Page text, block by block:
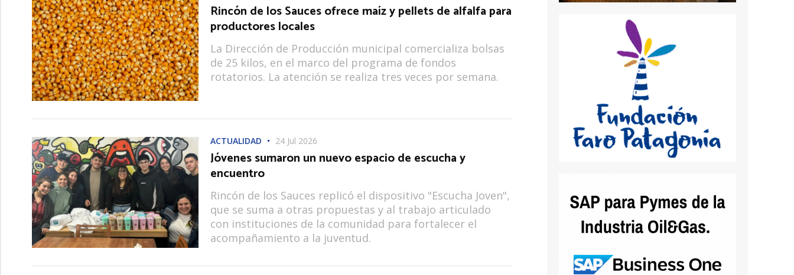
Rincón de los Sauces ofrece maíz y pellets de alfalfa para
productores locales
La Dirección de Producción municipal comercializa bolsas
de 25 kilos, en el marco del programa de fondos
rotatorios. La atención se realiza tres veces por semana.
ACTUALIDAD 24 Jul 2026
Jóvenes sumaron un nuevo espacio de escucha y
encuentro
Rincón de los Sauces replicó el dispositivo "Escucha Joven",
que se suma a otras propuestas y al trabajo articulado
con instituciones de la comunidad para fortalecer el
acompañamiento a la juventud.